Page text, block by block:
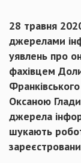
28 травня
джерелами
уявлень про
фахівцем
Оксаною
джерела
шукають